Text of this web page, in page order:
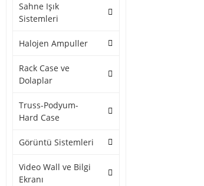
Sahne Işık
Sistemleri
Halojen Ampuller
Rack Case ve
Dolaplar
Truss-Podyum-
Hard Case
Görüntü Sistemleri
Video Wall ve Bilgi
Ekranı